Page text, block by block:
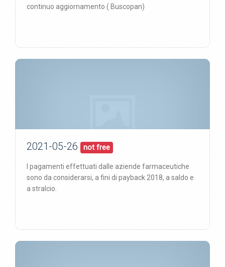
continuo aggiornamento ( Buscopan)
pubblicata:26/05/21
2021-05-26 not free
I pagamenti effettuati dalle aziende farmaceutiche
sono da considerarsi, a fini di payback 2018, a saldo e
a stralcio.